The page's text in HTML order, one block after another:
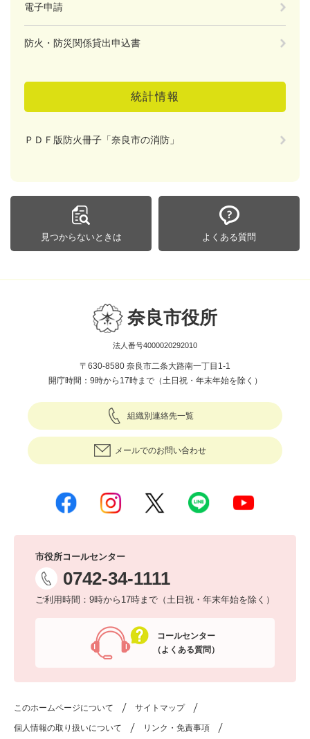
電子申請
防火・防災関係貸出申込書
統計情報
ＰＤＦ版防火冊子「奈良市の消防」
見つからないときは よくある質問
奈良市役所
法人番号4000020292010
〒630-8580 奈良市二条大路南一丁目1-1
開庁時間：9時から17時まで（土日祝・年末年始を除く）
組織別連絡先一覧
メールでのお問い合わせ
市役所コールセンター
0742-34-1111
ご利用時間：9時から17時まで（土日祝・年末年始を除く）
コールセンター
（よくある質問）
このホームページについて サイトマップ
個人情報の取り扱いについて リンク・免責事項